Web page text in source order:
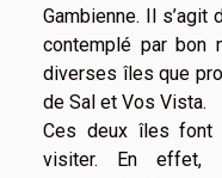
Gambienne. Il s’agit
contemplé par bon
diverses îles que
de Sal et Vos Vista.
Ces deux îles font
visiter. En effet,